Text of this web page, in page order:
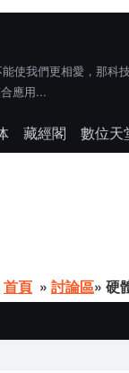
使我們更相愛，那科
應用...
藏經閣
數位天
首頁 » 討論區» 硬